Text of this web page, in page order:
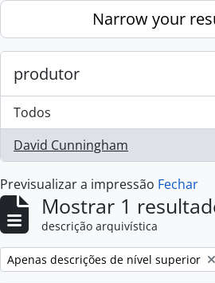
Skip to main contentNarrow your
produtor
Todos
David Cunningham
, 1 resultados
Previsualizar a impressão Fechar
Mostrar 1
descrição arquivística
Remove filter:
Apenas descrições de nível superior